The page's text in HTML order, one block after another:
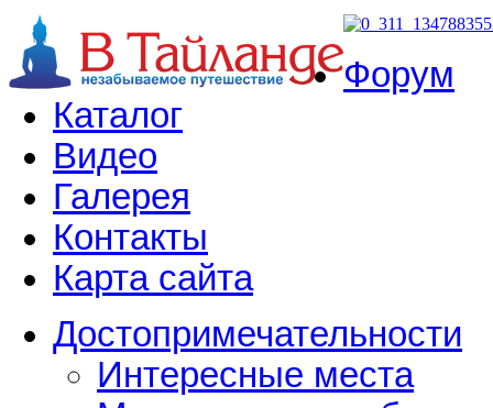
Форум
Каталог
Видео
Галерея
Контакты
Карта сайта
Достопримечательности
Интересные места